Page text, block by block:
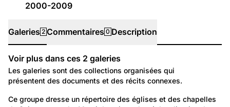
2000-2009
Galeries 2 Commentaires 0 Description
Galeries
Voir plus dans ces 2 galeries
Les galeries sont des collections organisées qui
présentent des documents et des récits connexes.
Temps libre et culture: Tradition et religion
Ce groupe dresse un répertoire des églises et des chapelles